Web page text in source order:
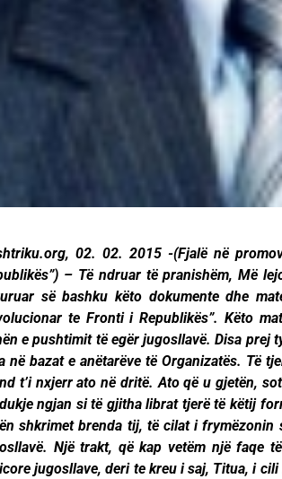
02. 02. 2015 -(Fjalë në
– Të ndruar të pranishëm, Më
së bashku këto dokumente dhe
te Fronti i Republikës”. Këto
e pushtimit të egër jugosllavë. Disa prej
në bazat e anëtarëve të Organizatës. Të
t’i nxjerr ato në dritë. Ato që u gjetën,
ngjan si të gjitha librat tjerë të këtij
shkrimet brenda tij, të cilat i
Një trakt, që kap vetëm një faqe
jugosllave, deri te kreu i saj, Titua, i